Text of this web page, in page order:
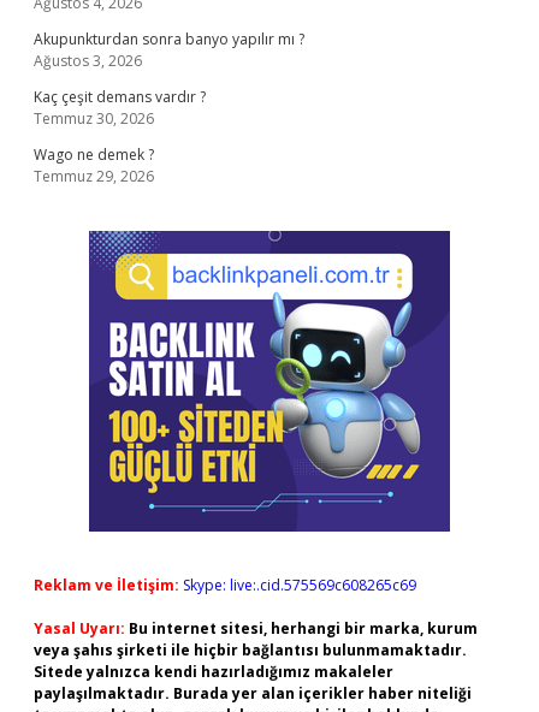
Akupunkturdan sonra banyo yapılır mı ?
Ağustos 3, 2026
Kaç çeşit demans vardır ?
Temmuz 30, 2026
Wago ne demek ?
Temmuz 29, 2026
Reklam ve İletişim: Skype: live:.cid.575569c608265c69
Yasal Uyarı: Bu internet sitesi, herhangi bir marka, kurum
veya şahıs şirketi ile hiçbir bağlantısı bulunmamaktadır.
Sitede yalnızca kendi hazırladığımız makaleler
paylaşılmaktadır. Burada yer alan içerikler haber niteliği